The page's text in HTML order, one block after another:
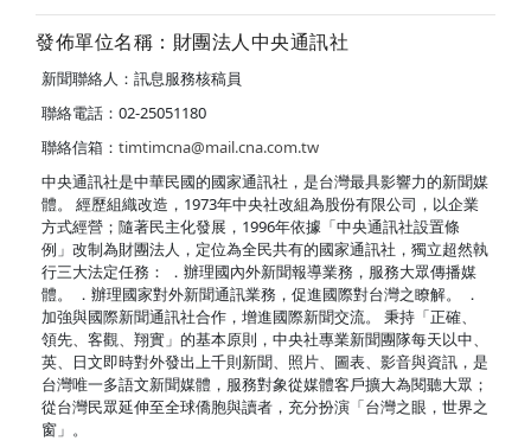
發佈單位名稱：財團法人中央通訊社
新聞聯絡人：訊息服務核稿員
聯絡電話：02-25051180
聯絡信箱： timtimcna@mail.cna.com.tw
中央通訊社是中華民國的國家通訊社，是台灣最具影響力的新聞媒
體。 經歷組織改造，1973年中央社改組為股份有限公司，以企業
方式經營；隨著民主化發展，1996年依據「中央通訊社設置條
例」改制為財團法人，定位為全民共有的國家通訊社，獨立超然執
行三大法定任務： ．辦理國內外新聞報導業務，服務大眾傳播媒
體。 ．辦理國家對外新聞通訊業務，促進國際對台灣之瞭解。 ．
加強與國際新聞通訊社合作，增進國際新聞交流。 秉持「正確、
領先、客觀、翔實」的基本原則，中央社專業新聞團隊每天以中、
英、日文即時對外發出上千則新聞、照片、圖表、影音與資訊，是
台灣唯一多語文新聞媒體，服務對象從媒體客戶擴大為閱聽大眾；
從台灣民眾延伸至全球僑胞與讀者，充分扮演「台灣之眼，世界之
窗」。